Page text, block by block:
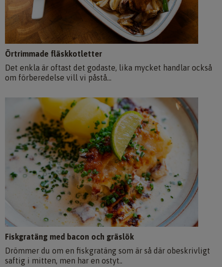
Örtrimmade fläskkotletter
Det enkla är oftast det godaste, lika mycket handlar också
om förberedelse vill vi påstå...
Fiskgratäng med bacon och gräslök
Drömmer du om en fiskgratäng som är så där obeskrivligt
saftig i mitten, men har en ostyt..